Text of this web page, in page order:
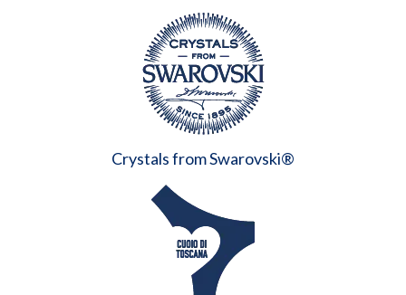
Crystals from Swarovski®